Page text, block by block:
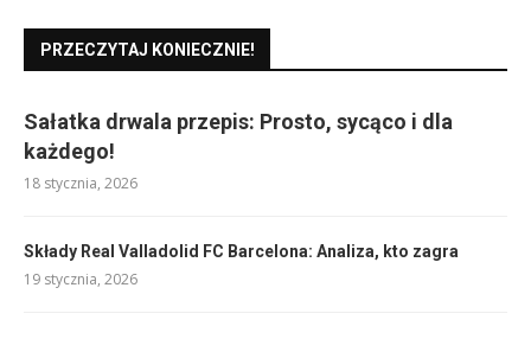
PRZECZYTAJ KONIECZNIE!
Sałatka drwala przepis: Prosto, sycąco i dla
każdego!
18 stycznia, 2026
Składy Real Valladolid FC Barcelona: Analiza, kto zagra
19 stycznia, 2026